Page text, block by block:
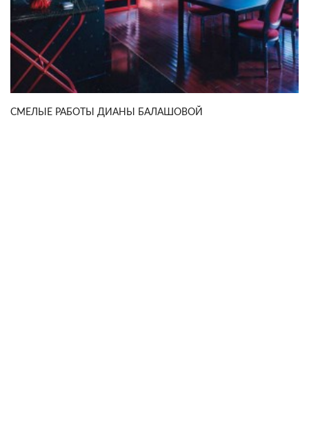
СМЕЛЫЕ РАБОТЫ ДИАНЫ БАЛАШОВОЙ